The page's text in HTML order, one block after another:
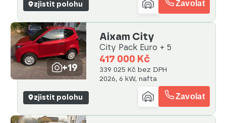
zjistit polohu Zavolat
+19
Aixam City
City Pack Euro + 5
417 000 Kč
339 025 Kč bez DPH
2026, 6 kW, nafta
zjistit polohu Zavolat